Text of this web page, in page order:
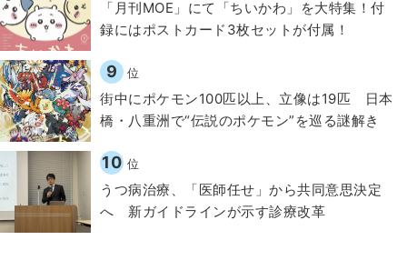
「月刊MOE」にて「ちいかわ」を大特集！付
録にはポストカード3枚セットが付属！
9 位
街中にポケモン100匹以上、立像は19匹 日本
橋・八重洲で“伝説のポケモン”を巡る謎解き
10 位
うつ病治療、「医師任せ」から共同意思決定
へ 新ガイドラインが示す診療改革